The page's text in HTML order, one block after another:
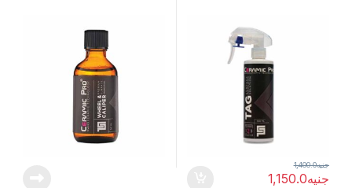
جنيه1,150.0
جنيه1,400.0